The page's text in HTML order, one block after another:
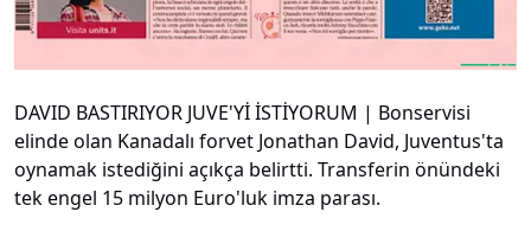
DAVID BASTIRIYOR JUVE'Yİ İSTİYORUM | Bonservisi
elinde olan Kanadalı forvet Jonathan David, Juventus'ta
oynamak istediğini açıkça belirtti. Transferin önündeki
tek engel 15 milyon Euro'luk imza parası.